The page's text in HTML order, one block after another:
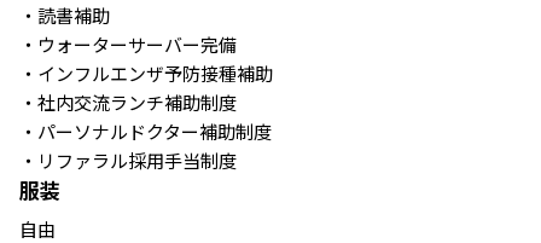
・読書補助
・ウォーターサーバー完備
・インフルエンザ予防接種補助
・社内交流ランチ補助制度
・パーソナルドクター補助制度
・リファラル採用手当制度
服装
自由